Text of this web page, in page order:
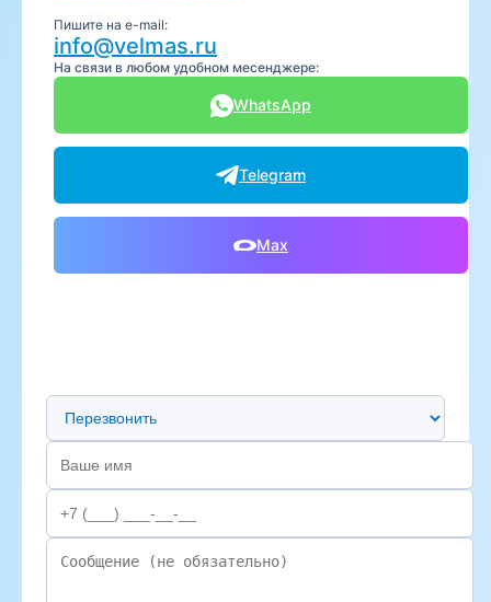
Пишите на e-mail:
info@velmas.ru
На связи в любом удобном месенджере:
WhatsApp
Telegram
Max
Предпочтительный способ связи